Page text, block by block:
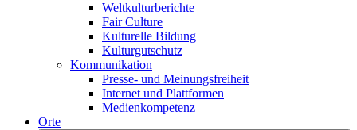
Weltkulturberichte
Fair Culture
Kulturelle Bildung
Kulturgutschutz
Kommunikation
Presse- und Meinungsfreiheit
Internet und Plattformen
Medienkompetenz
Orte